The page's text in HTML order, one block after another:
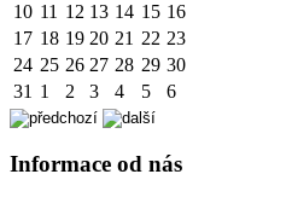
10 11 12 13 14 15 16
17 18 19 20 21 22 23
24 25 26 27 28 29 30
31 1 2 3 4 5 6
Informace od nás